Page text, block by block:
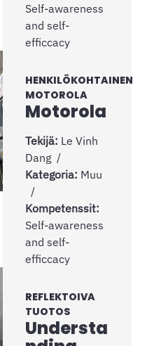
Self-awareness
and self-
efficcacy
HENKILÖKOHTAINEN
MOTOROLA
Motorola
Tekijä: Le Vinh
Dang
Kategoria: Muu
Kompetenssit:
Self-awareness
and self-
efficcacy
REFLEKTOIVA
TUOTOS
Understa